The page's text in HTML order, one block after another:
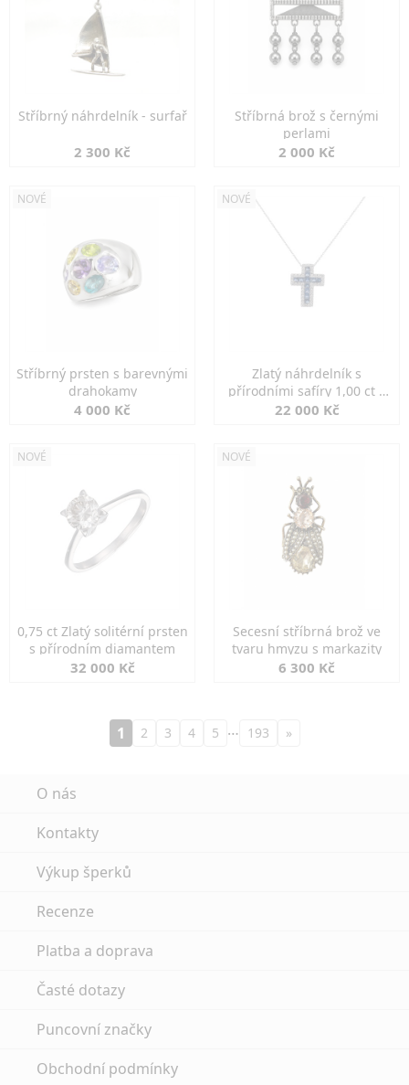
Stříbrný náhrdelník - surfař
2 300 Kč
Stříbrná brož s černými
perlami
2 000 Kč
NOVÉ
Stříbrný prsten s barevnými
drahokamy
4 000 Kč
NOVÉ
Zlatý náhrdelník s
přírodními safíry 1,00 ct a
diamanty
22 000 Kč
NOVÉ
0,75 ct Zlatý solitérní prsten
s přírodním diamantem
32 000 Kč
NOVÉ
Secesní stříbrná brož ve
tvaru hmyzu s markazity
6 300 Kč
1 2 3 4 5 … 193 »
O nás
Kontakty
Výkup šperků
Recenze
Platba a doprava
Časté dotazy
Puncovní značky
Obchodní podmínky